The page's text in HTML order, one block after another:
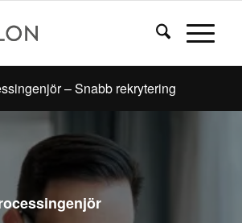
– Snabb rekrytering